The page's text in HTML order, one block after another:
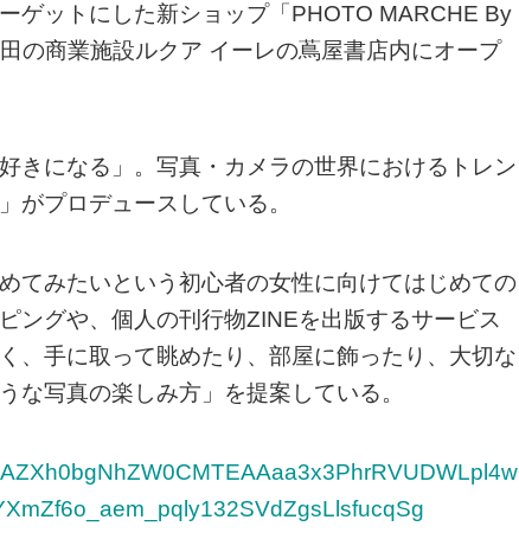
ゲットにした新ショップ「PHOTO MARCHE By
の商業施設ルクア イーレの蔦屋書店内にオープ
きになる」。写真・カメラの世界におけるトレン
がプロデュースしている。
てみたいという初心者の女性に向けてはじめての
ングや、個人の刊行物ZINEを出版するサービス
、手に取って眺めたり、部屋に飾ったり、大切な
な写真の楽しみ方」を提案している。